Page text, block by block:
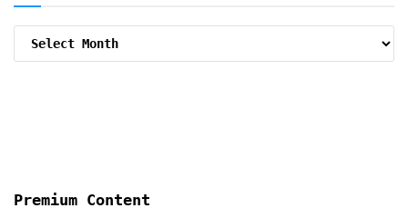
Premium Content